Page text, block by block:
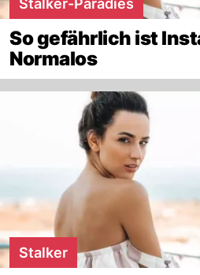
So gefährlich ist
Normalos
Stalker